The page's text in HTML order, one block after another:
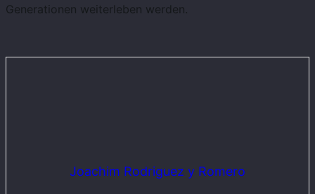
Generationen weiterleben werden.
Joachim Rodriguez y Romero